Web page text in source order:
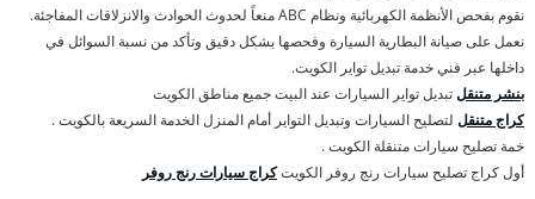
نقوم بفحص الأنظمة الكهربائية ونظام ABC منعاً لحدوث الحوادث والانزلاقات المفاجئة.
نعمل على صيانة البطارية السيارة وفحصها بشكل دقيق وتأكد من نسبة السوائل في
داخلها عبر فني خدمة تبديل تواير الكويت.
بنشر متنقلتبديل تواير السيارات عند البيت جميع مناطق الكويت
كراج متنقل لتصليح السيارات وتبديل التواير أمام المنزل الخدمة السريعة بالكويت .
خمة تصليح سيارات متنقلة الكويت .
أول كراج تصليح سيارات رنج روفر الكويتكراج سيارات رنج روفر